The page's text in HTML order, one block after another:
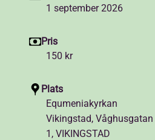
1 september 2026
Pris
150 kr
Plats
Equmeniakyrkan
Vikingstad, Våghusgatan
1, VIKINGSTAD